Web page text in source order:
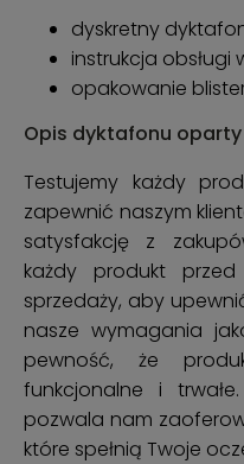
dyskretny
instrukcja obsługi
opakowanie
Opis dyktafonu
Testujemy każdy
zapewnić naszym
satysfakcję z
każdy produkt
sprzedaży, aby
nasze wymagania
pewność, że
funkcjonalne i
pozwala nam
które spełnią Twoje